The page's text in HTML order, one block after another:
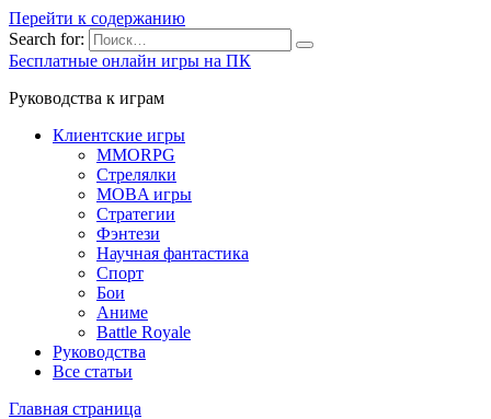
Перейти к содержанию
Search for:
Бесплатные онлайн игры на ПК
Руководства к играм
Клиентские игры
MMORPG
Стрелялки
MOBA игры
Стратегии
Фэнтези
Научная фантастика
Спорт
Бои
Аниме
Battle Royale
Руководства
Все статьи
Главная страница